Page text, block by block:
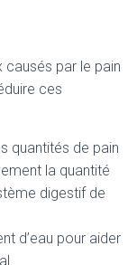
causés par le pain
ces
quantités de pain
la quantité
digestif de
d’eau pour aider